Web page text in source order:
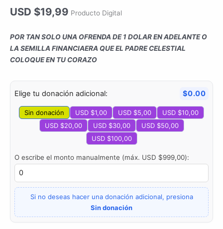
USD $19,99 Producto Digital
POR TAN SOLO UNA OFRENDA DE 1 DOLAR EN ADELANTE O
LA SEMILLA FINANCIAERA QUE EL PADRE CELESTIAL
COLOQUE EN TU CORAZO
Elige tu donación adicional: $0.00
Sin donación USD $1,00 USD $5,00 USD $10,00
USD $20,00 USD $30,00 USD $50,00
USD $100,00
O escribe el monto manualmente (máx. USD $999,00):
Si no deseas hacer una donación adicional, presiona
Sin donación